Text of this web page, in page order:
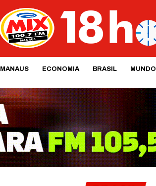
MANAUS ECONOMIA BRASIL MUNDO